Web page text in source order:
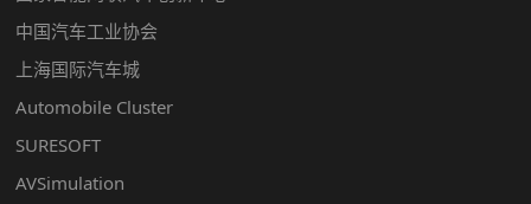
中国汽车工业协会
上海国际汽车城
Automobile Cluster
SURESOFT
AVSimulation